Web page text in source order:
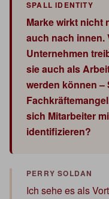
Marke wirkt nicht
auch nach innen.
Unternehmen
sie auch als
werden können –
sich Mitarbeiter
identifizieren?
Ich sehe es als